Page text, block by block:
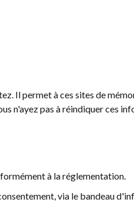
Il permet à ces sites de
n'ayez pas à réindiquer ces
à la réglementation.
via le bandeau